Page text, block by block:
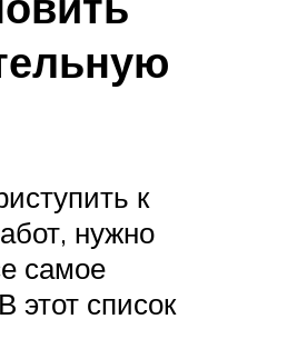
к
нужно
самое
этот список